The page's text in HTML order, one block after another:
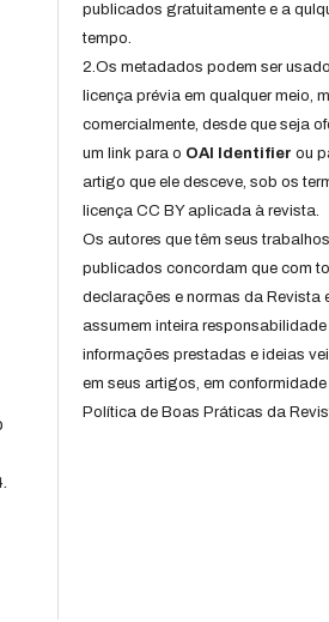
publicados gratuitamente e a
tempo.
2.Os metadados podem ser
licença prévia em qualquer meio,
comercialmente, desde que seja
um link para o OAI Identifier ou
artigo que ele desceve, sob os
licença CC BY aplicada à revista.
Os autores que têm seus trabalhos
publicados concordam que com
declarações e normas da Revista
assumem inteira responsabilidade
informações prestadas e ideias
em seus artigos, em
Política de Boas Práticas da